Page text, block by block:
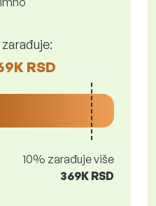
RSD
10% zarađuje više
369K RSD